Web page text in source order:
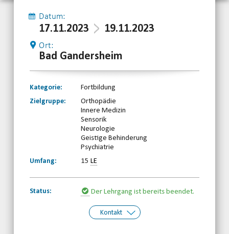
Datum:
17.11.2023 19.11.2023
Ort:
Bad Gandersheim
Kategorie:
Fortbildung
Zielgruppe:
Orthopädie
Innere Medizin
Sensorik
Neurologie
Geistige Behinderung
Psychiatrie
Umfang:
15LE
Status: Der Lehrgang ist bereits beendet.
Kontakt